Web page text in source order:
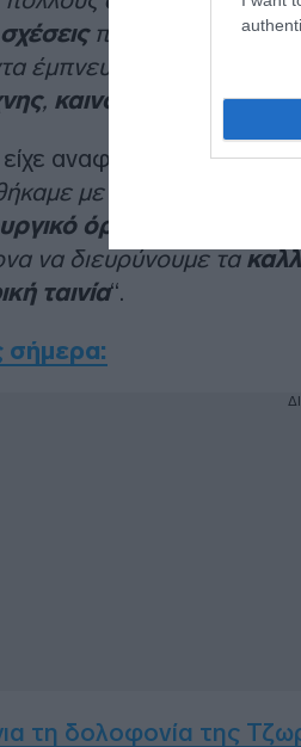
που μεταφέρουν
έμπνευση για μένα.
, καινοτόμος ηγέτης
αναφερθεί και στη
με την ομάδα του
όραμα
να διευρύνουμε τα
ταινία“.
σήμερα:
τη δολοφονία της